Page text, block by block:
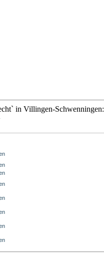
in Villingen-Schwenningen: